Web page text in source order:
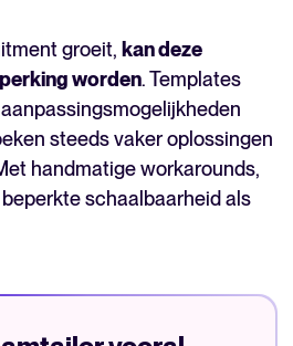
groeit, kan deze
worden. Templates
steeds vaker oplossingen
handmatige workarounds,
schaalbaarheid als